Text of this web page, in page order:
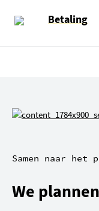
Betaling
Samen naar het
We